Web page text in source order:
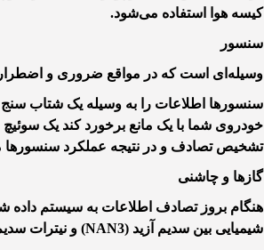
کیسه هوا استفاده می‌شود.
سنسور
وسیله‌ای است که در مواقع ضروری و
سنسورها اطلاعات را به وسیله یک شتاب
خودروی شما با یک مانع برخورد کند یک
تشخیص تصادف و در نتیجه عملکرد
گازها و چاشنی
هنگام بروز تصادف اطلاعات به سیستم داده
شیمیایی بین سدیم آزید (NAN3) و نیترات سدیم (KNO3) گاز نیتروژن تولید میگردد.